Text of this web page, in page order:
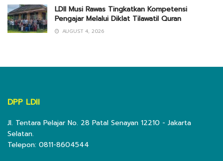
LDII Musi Rawas Tingkatkan Kompetensi
Pengajar Melalui Diklat Tilawatil Quran
AUGUST 4, 2026
DPP LDII
Jl. Tentara Pelajar No. 28 Patal Senayan 12210 - Jakarta
Selatan.
Telepon: 0811-8604544